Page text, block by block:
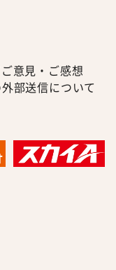
ご意見・ご感想
部送信について